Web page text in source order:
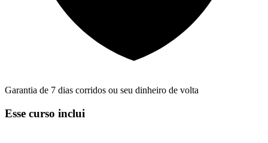
Garantia de 7 dias corridos ou seu dinheiro de volta
Esse curso inclui